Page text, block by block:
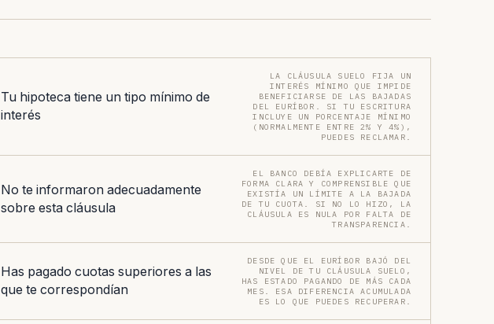
Tu hipoteca tiene un tipo mínimo de
interés
LA CLÁUSULA SUELO FIJA UN
INTERÉS MÍNIMO QUE IMPIDE
BENEFICIARSE DE LAS BAJADAS
DEL EURÍBOR. SI TU ESCRITURA
INCLUYE UN PORCENTAJE MÍNIMO
(NORMALMENTE ENTRE 2% Y 4%),
PUEDES RECLAMAR.
No te informaron adecuadamente
sobre esta cláusula
EL BANCO DEBÍA EXPLICARTE DE
FORMA CLARA Y COMPRENSIBLE QUE
EXISTÍA UN LÍMITE A LA BAJADA
DE TU CUOTA. SI NO LO HIZO, LA
CLÁUSULA ES NULA POR FALTA DE
TRANSPARENCIA.
Has pagado cuotas superiores a las
que te correspondían
DESDE QUE EL EURÍBOR BAJÓ DEL
NIVEL DE TU CLÁUSULA SUELO,
HAS ESTADO PAGANDO DE MÁS CADA
MES. ESA DIFERENCIA ACUMULADA
ES LO QUE PUEDES RECUPERAR.